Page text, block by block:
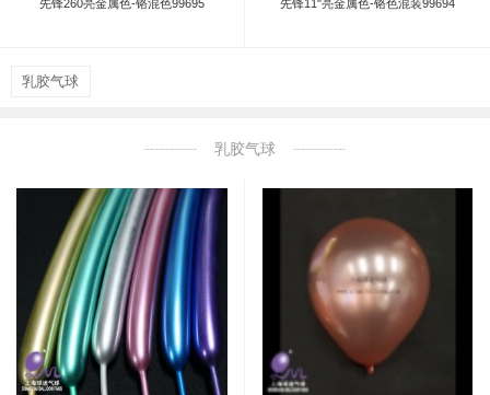
先锋260亮金属色-铬混色99695 先锋11"亮金属色-铬色混装99694
乳胶气球
乳胶气球